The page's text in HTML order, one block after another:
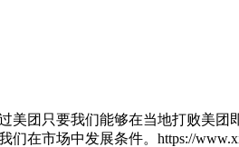
美团只要我们能够在当地打败美团
在市场中发展条件。https://